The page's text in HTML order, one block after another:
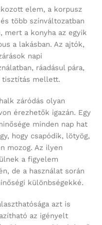
elem, a korpusz
több színváltozatban
mert a konyha az egyik
a lakásban. Az ajtók,
napi
ráadásul pára,
tisztítás mellett.
záródás olyan
érezhetők igazán. Egy
minden nap hat
hogy csapódik, lötyög,
mozog. Az ilyen
a figyelem
de a használat során
különbségekké.
azt is
az igényelt